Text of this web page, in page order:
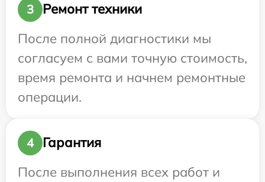
3
Ремонт техники
После полной диагностики мы
согласуем с вами точную стоимость,
время ремонта и начнем ремонтные
операции.
4
Гарантия
После выполнения всех работ и